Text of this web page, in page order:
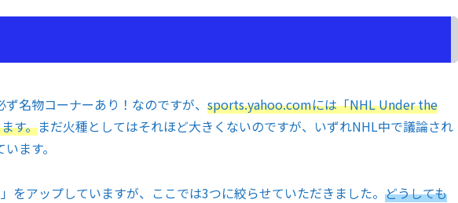
名物コーナーあり！なのですが、 sports.yahoo.comには「NHL Under the
す。まだ火種としてはそれほど大きくないのですが、いずれNHL中で議論され
ます。
をアップしていますが、ここでは3つに絞らせていただきました。 どうしても